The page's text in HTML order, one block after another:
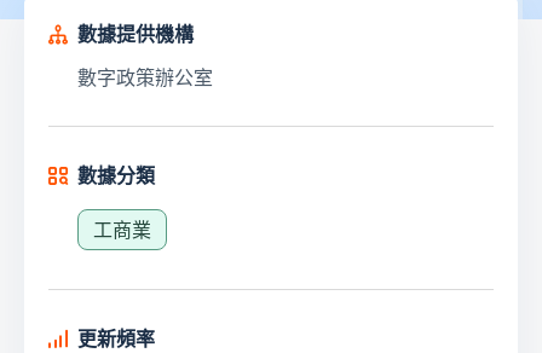
數據提供機構
數字政策辦公室
數據分類
工商業
更新頻率